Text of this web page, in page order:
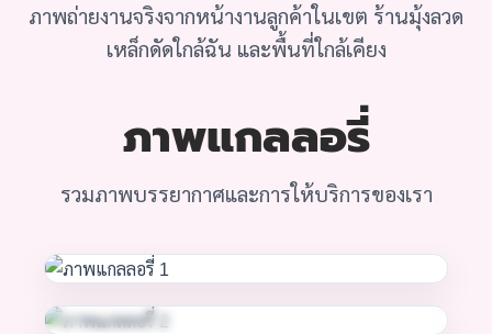
ภาพถ่ายงานจริงจากหน้างานลูกค้าในเขต ร้านมุ้งลวด
เหล็กดัดใกล้ฉัน และพื้นที่ใกล้เคียง
ภาพแกลลอรี่
รวมภาพบรรยากาศและการให้บริการของเรา